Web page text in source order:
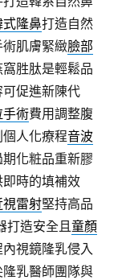
式隆鼻打造自然
肌膚緊緻臉部
胜肽是輕鬆品
促進新陳代
手術費用調整腹
人化療程音波
化粧品重新膠
時的填補效
視雷射堅持高品
打造安全且童顏
視鏡隆乳侵入
乳醫師團隊與